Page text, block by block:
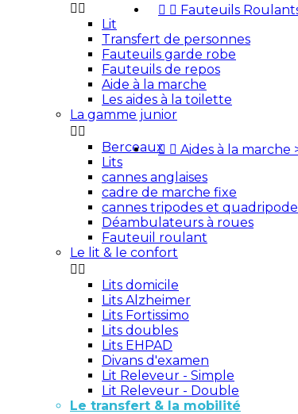
  Fauteuils
  Aides à la marche

Lit
Transfert de personnes
Fauteuils garde robe
Fauteuils de repos
Aide à la marche
Les aides à la toilette
La gamme junior

Berceaux
Lits
cannes anglaises
cadre de marche fixe
cannes tripodes et
Déambulateurs à roues
Fauteuil roulant
Le lit & le confort

Lits domicile
Lits Alzheimer
Lits Fortissimo
Lits doubles
Lits EHPAD
Divans d'examen
Lit Releveur - Simple
Lit Releveur - Double
Le transfert & la mobilité